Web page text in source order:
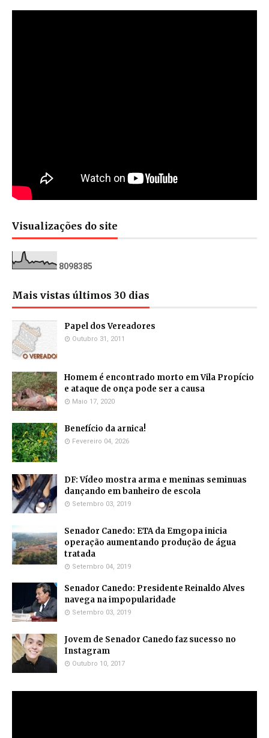
Visualizações do site
8098385
Mais vistas últimos 30 dias
Papel dos Vereadores
Outubro 31, 2011
Homem é encontrado morto em Vila Propício
e ataque de onça pode ser a causa
Maio 17, 2020
Benefício da arnica!
Fevereiro 04, 2026
DF: Vídeo mostra arma e meninas seminuas
dançando em banheiro de escola
Setembro 03, 2019
Senador Canedo: ETA da Emgopa inicia
operação aumentando produção de água
tratada
Setembro 04, 2019
Senador Canedo: Presidente Reinaldo Alves
navega na impopularidade
Setembro 03, 2019
Jovem de Senador Canedo faz sucesso no
Instagram
Outubro 10, 2017